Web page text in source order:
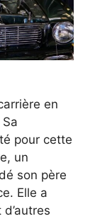
en
pour cette
un
son père
Elle a